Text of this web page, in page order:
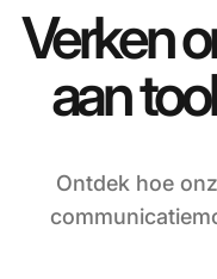
Verken
aan
Ontdek hoe